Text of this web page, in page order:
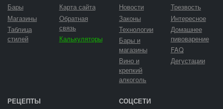
Бары
Магазины
Таблица
стилей
Карта сайта
Обратная
связь
Калькуляторы
Новости
Законы
Технологии
Бары и
магазины
Вино и
крепкий
алкоголь
Трезвость
Интересное
Домашнее
пивоварение
FAQ
Дегустации
РЕЦЕПТЫ СОЦСЕТИ